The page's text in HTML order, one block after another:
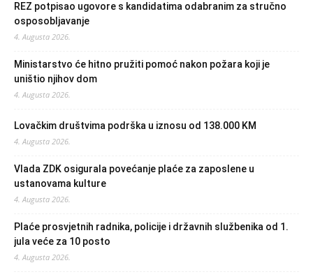
REZ potpisao ugovore s kandidatima odabranim za stručno
osposobljavanje
4. Augusta 2026.
Ministarstvo će hitno pružiti pomoć nakon požara koji je
uništio njihov dom
4. Augusta 2026.
Lovačkim društvima podrška u iznosu od 138.000 KM
4. Augusta 2026.
Vlada ZDK osigurala povećanje plaće za zaposlene u
ustanovama kulture
4. Augusta 2026.
Plaće prosvjetnih radnika, policije i državnih službenika od 1.
jula veće za 10 posto
4. Augusta 2026.